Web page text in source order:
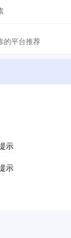
的平台推荐
示
示